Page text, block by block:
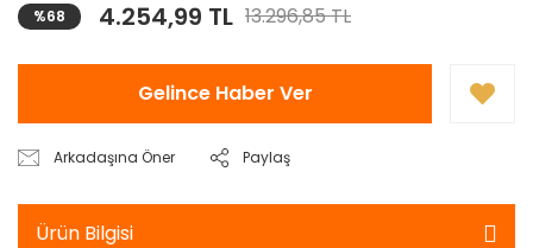
%68 4.254,99 TL 13.296,85 TL
Gelince Haber Ver
Arkadaşına Öner Paylaş
Ürün Bilgisi